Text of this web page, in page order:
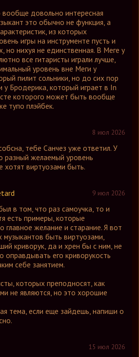
вообще довольно интересная
это обычно не функция, а
из которых
игры на инструменте пусть и
но нихуя не единственная. В Меге у
все гитаристы играли лучше,
уровень вне Меги у
пилит сольники, но до сих пор
у Бродерика, который играет в In
которого может быть вообще
тупо плэйбек.
8 июл 2026
тебе Санчез уже ответил. У
разный желаемый уровень
хотят виртуозами быть.
9 июл 2026
в том, что раз самоучка, то и
есть примеры, которые
главное желание и старание. Я вот
музыкантов быть виртуозами,
криворук, да и хрен бы с ним, не
оправдывать его криворукость
себе занятием.
которых преподносят, как
не являются, но это хорошие
тема, если еще зайдешь, напиши о
15 июл 2026